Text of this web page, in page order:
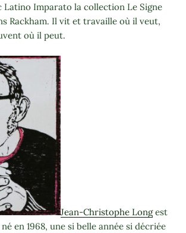
Latino Imparato la collection Le Signe
Rackham. Il vit et travaille où il veut,
où il peut.
Jean-Christophe Longest
en 1968, une si belle année si décriée